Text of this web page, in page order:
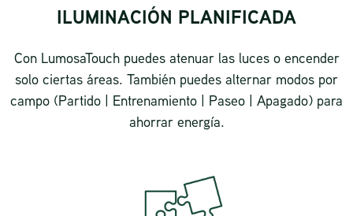
ILUMINACIÓN PLANIFICADA
Con LumosaTouch puedes atenuar las luces o encender
solo ciertas áreas. También puedes alternar modos por
campo (Partido | Entrenamiento | Paseo | Apagado) para
ahorrar energía.